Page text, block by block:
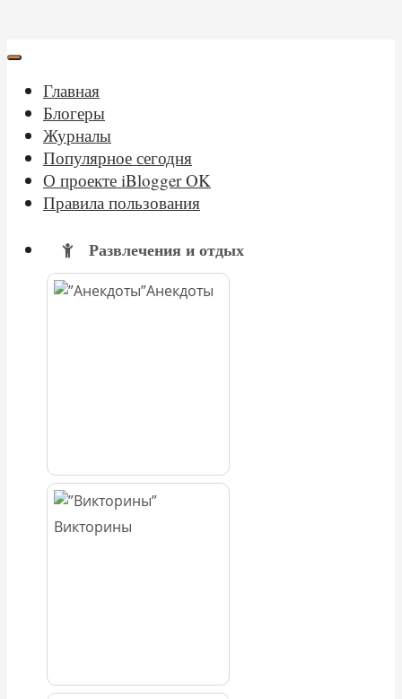
Главная
Блогеры
Журналы
Популярное сегодня
О проекте iBlogger OK
Правила пользования
Развлечения и отдых
Анекдоты
Викторины